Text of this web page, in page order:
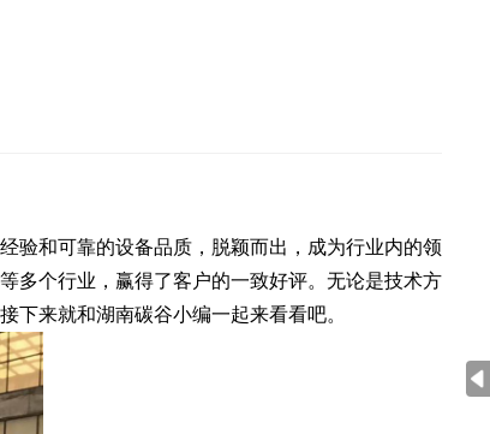
验和可靠的设备品质，脱颖而出，成为行业内的领
多个行业，赢得了客户的一致好评。无论是技术方
下来就和湖南碳谷小编一起来看看吧。